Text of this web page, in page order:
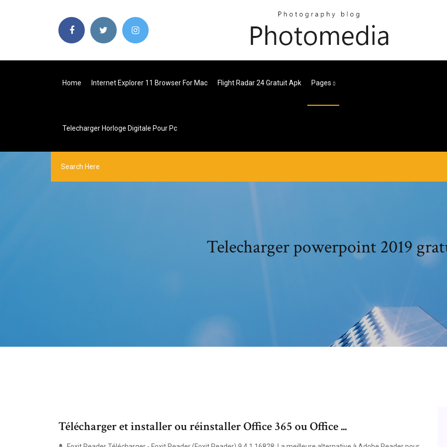
Home Internet Explorer 11 Browser For Mac Flight Radar 24 Gratuit Apk Pages
Telecharger Horloge Digitale Pour Pc
Telecharger powerpoint 2019
Télécharger et installer ou réinstaller Office 365 ou Office ...